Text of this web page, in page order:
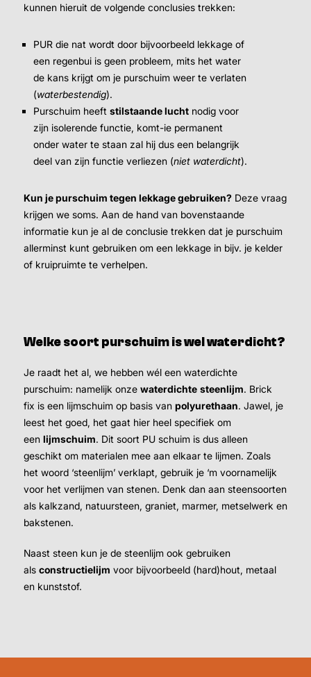
kunnen hieruit de volgende conclusies trekken:
PUR die nat wordt door bijvoorbeeld lekkage of
een regenbui is geen probleem, mits het water
de kans krijgt om je purschuim weer te verlaten
(waterbestendig).
Purschuim heeftstilstaande lucht nodig voor
zijn isolerende functie, komt-ie permanent
onder water te staan zal hij dus een belangrijk
deel van zijn functie verliezen (niet waterdicht).
Kun je purschuim tegen lekkage gebruiken? Deze vraag
krijgen we soms. Aan de hand van bovenstaande
informatie kun je al de conclusie trekken dat je purschuim
allerminst kunt gebruiken om een lekkage in bijv. je kelder
of kruipruimte te verhelpen.
Welke soort purschuim is wel waterdicht?
Je raadt het al, we hebben wél een waterdichte
purschuim: namelijk onze waterdichte steenlijm. Brick
fix is een lijmschuim op basis van polyurethaan. Jawel, je
leest het goed, het gaat hier heel specifiek om
een lijmschuim. Dit soort PU schuim is dus alleen
geschikt om materialen mee aan elkaar te lijmen. Zoals
het woord ‘steenlijm’ verklapt, gebruik je ‘m voornamelijk
voor het verlijmen van stenen. Denk dan aan steensoorten
als kalkzand, natuursteen, graniet, marmer, metselwerk en
bakstenen.
Naast steen kun je de steenlijm ook gebruiken
als constructielijm voor bijvoorbeeld (hard)hout, metaal
en kunststof.